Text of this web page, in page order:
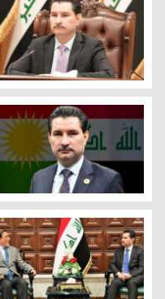
شاخوان عبدالله، معاون
شاخوان عبدالله، معاون